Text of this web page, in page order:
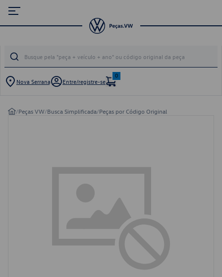
Nova Serrana Entre/registre-se
0
/Peças VW/Busca Simplificada/Peças por Código Original